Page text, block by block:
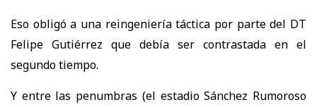
Eso obligó a una reingeniería táctica por parte del DT
Felipe Gutiérrez que debía ser contrastada en el
segundo tiempo.
Y entre las penumbras (el estadio Sánchez Rumoroso